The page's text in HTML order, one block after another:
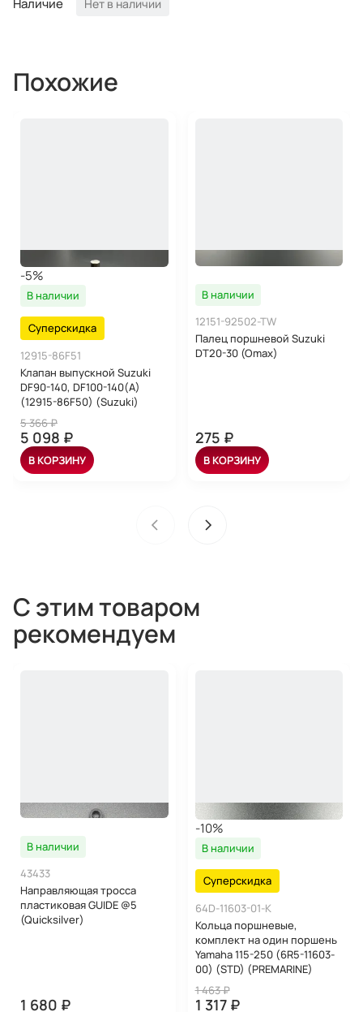
Наличие Нет в наличии
Похожие
-5%
В наличии
Суперскидка
12915-86F51
Клапан выпускной Suzuki
DF90-140, DF100-140(A)
(12915-86F50) (Suzuki)
5 366 ₽
5 098 ₽
В КОРЗИНУ
В наличии
12151-92502-TW
Палец поршневой Suzuki
DT20-30 (Omax)
275 ₽
В КОРЗИНУ
С этим товаром
рекомендуем
В наличии
43433
Направляющая тросса
пластиковая GUIDE @5
(Quicksilver)
1 680 ₽
-10%
В наличии
Суперскидка
64D-11603-01-K
Кольца поршневые,
комплект на один поршень
Yamaha 115-250 (6R5-11603-
00) (STD) (PREMARINE)
1 463 ₽
1 317 ₽